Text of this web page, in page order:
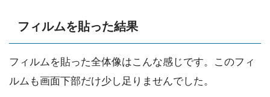
フィルムを貼った結果
フィルムを貼った全体像はこんな感じです。このフィ
ルムも画面下部だけ少し足りませんでした。